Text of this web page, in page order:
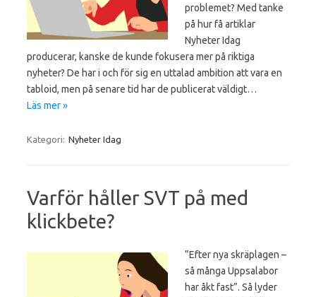
problemet? Med tanke
på hur få artiklar
Nyheter Idag
producerar, kanske de kunde fokusera mer på riktiga
nyheter? De har i och för sig en uttalad ambition att vara en
tabloid, men på senare tid har de publicerat väldigt…
Läs mer »
Kategori: Nyheter Idag
Varför håller SVT på med
klickbete?
”Efter nya skräplagen –
så många Uppsalabor
har åkt fast”. Så lyder